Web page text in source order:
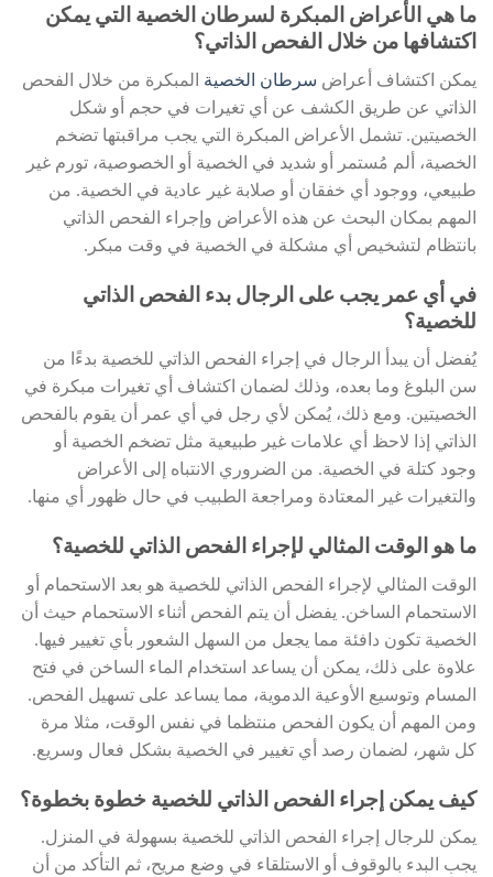
ما هي الأعراض المبكرة لسرطان الخصية التي يمكن
اكتشافها من خلال الفحص الذاتي؟
يمكن اكتشاف أعراض سرطان الخصية المبكرة من خلال الفحص
الذاتي عن طريق الكشف عن أي تغيرات في حجم أو شكل
الخصيتين. تشمل الأعراض المبكرة التي يجب مراقبتها تضخم
الخصية، ألم مُستمر أو شديد في الخصية أو الخصوصية، تورم غير
طبيعي، ووجود أي خفقان أو صلابة غير عادية في الخصية. من
المهم بمكان البحث عن هذه الأعراض وإجراء الفحص الذاتي
بانتظام لتشخيص أي مشكلة في الخصية في وقت مبكر.
في أي عمر يجب على الرجال بدء الفحص الذاتي
للخصية؟
يُفضل أن يبدأ الرجال في إجراء الفحص الذاتي للخصية بدءًا من
سن البلوغ وما بعده، وذلك لضمان اكتشاف أي تغيرات مبكرة في
الخصيتين. ومع ذلك، يُمكن لأي رجل في أي عمر أن يقوم بالفحص
الذاتي إذا لاحظ أي علامات غير طبيعية مثل تضخم الخصية أو
وجود كتلة في الخصية. من الضروري الانتباه إلى الأعراض
والتغيرات غير المعتادة ومراجعة الطبيب في حال ظهور أي منها.
ما هو الوقت المثالي لإجراء الفحص الذاتي للخصية؟
الوقت المثالي لإجراء الفحص الذاتي للخصية هو بعد الاستحمام أو
الاستحمام الساخن. يفضل أن يتم الفحص أثناء الاستحمام حيث أن
الخصية تكون دافئة مما يجعل من السهل الشعور بأي تغيير فيها.
علاوة على ذلك، يمكن أن يساعد استخدام الماء الساخن في فتح
المسام وتوسيع الأوعية الدموية، مما يساعد على تسهيل الفحص.
ومن المهم أن يكون الفحص منتظما في نفس الوقت، مثلا مرة
كل شهر، لضمان رصد أي تغيير في الخصية بشكل فعال وسريع.
كيف يمكن إجراء الفحص الذاتي للخصية خطوة بخطوة؟
يمكن للرجال إجراء الفحص الذاتي للخصية بسهولة في المنزل.
يجب البدء بالوقوف أو الاستلقاء في وضع مريح، ثم التأكد من أن